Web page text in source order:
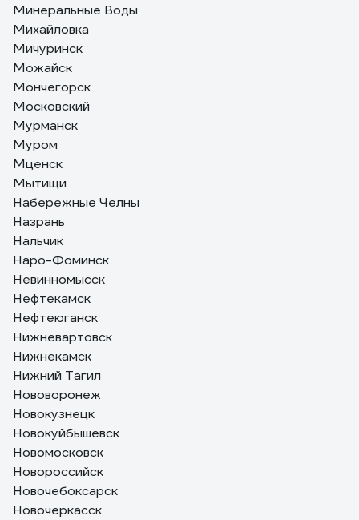
Минеральные Воды
Михайловка
Мичуринск
Можайск
Мончегорск
Московский
Мурманск
Муром
Мценск
Мытищи
Набережные Челны
Назрань
Нальчик
Наро-Фоминск
Невинномысск
Нефтекамск
Нефтеюганск
Нижневартовск
Нижнекамск
Нижний Тагил
Нововоронеж
Новокузнецк
Новокуйбышевск
Новомосковск
Новороссийск
Новочебоксарск
Новочеркасск